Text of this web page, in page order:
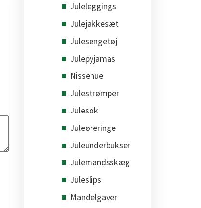
Juleleggings
Julejakkesæt
Julesengetøj
Julepyjamas
Nissehue
Julestrømper
Julesok
Juleøreringe
Juleunderbukser
Julemandsskæg
Juleslips
Mandelgaver